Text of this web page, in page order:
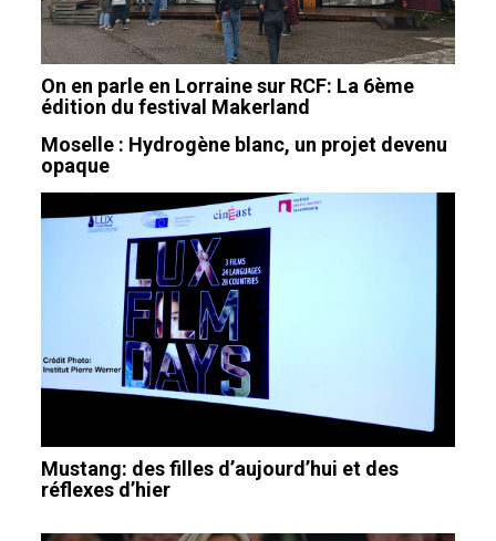
On en parle en Lorraine sur RCF: La 6ème
édition du festival Makerland
Moselle : Hydrogène blanc, un projet devenu
opaque
Mustang: des filles d’aujourd’hui et des
réflexes d’hier